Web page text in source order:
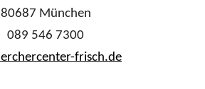
80687 München
089 546 7300
frisch.de